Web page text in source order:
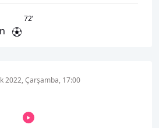
72’
2022, Çarşamba, 17:00